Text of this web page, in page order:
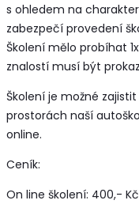
s ohledem na
zabezpečí provedení
Školení mělo probíhat
znalostí musí být
Školení je možné
prostorách naší
online.
Ceník:
On line školení: 400,-